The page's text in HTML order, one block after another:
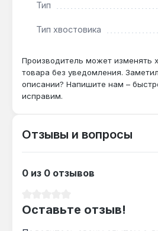
доступ к крепежу M6 в
Украине.
Подходит ли для работы
гайковертом?
Нет — головка
ударные нагрузки могут
разрушению хвостовика 1/4".
Метрические гайки и болты
Тип
Тип хвостовика
Производитель может изменять
товара без уведомления.
описании? Напишите нам –
исправим.
Отзывы и вопросы
0 из 0 отзывов
Оставьте отзыв!